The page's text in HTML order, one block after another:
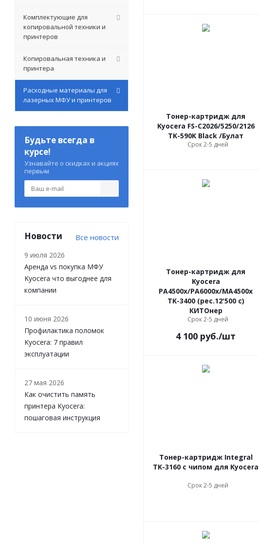
Тонер-картридж для
Kyocera FS-С2026/5250/2126
TK-590K Black /Булат
Срок 2-5 дней
Тонер-картридж для
Kyocera
PA4500x/PA6000x/MA4500x
TK-3400 (рес.12'500 c)
КИТОнер
Срок 2-5 дней
4 100 руб./шт
Тонер-картридж Integral
TK-3160 с чипом для Kyocera
Срок 2-5 дней
Комплектующие для
копировальной техники и
принтеров
Копировальная техника и
принтера
Расходные материалы для
лазерных МФУ и принтеров
Будьте всегда в
курсе!
Узнавайте о скидках и акциях
первым
Новости Все новости
9 июля 2026
Аренда vs покупка МФУ
Kyocera что выгоднее для
компании
10 июня 2026
Профилактика поломок
Kyocera: 7 правил
эксплуатации
27 мая 2026
Как очистить память
принтера Kyocera:
пошаговая инструкция